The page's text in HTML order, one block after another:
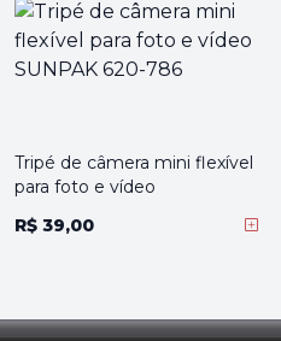
Tripé de câmera mini flexível
para foto e vídeo
R$ 39,00